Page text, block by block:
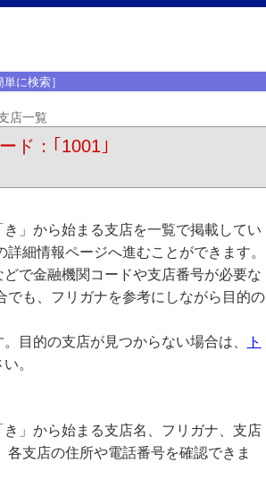
に検索］
店一覧
ド：｢1001｣
」から始まる支店を一覧で掲載してい
細情報ページへ進むことができます。
で金融機関コードや支店番号が必要な
も、フリガナを参考にしながら目的の
目的の支店が見つからない場合は、
ト
。
」から始まる支店名、フリガナ、支店
支店の住所や電話番号を確認できま